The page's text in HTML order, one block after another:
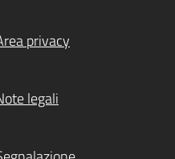
privacy
legali